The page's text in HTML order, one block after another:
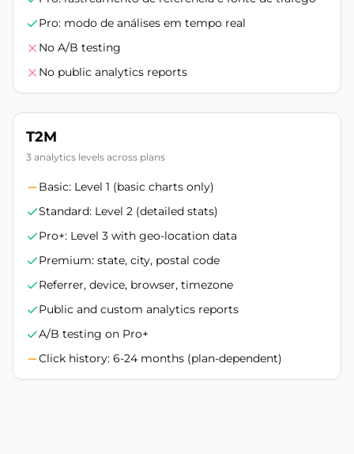
Pro: modo de análises em tempo real
No A/B testing
No public analytics reports
T2M
3 analytics levels across plans
Basic: Level 1 (basic charts only)
Standard: Level 2 (detailed stats)
Pro+: Level 3 with geo-location data
Premium: state, city, postal code
Referrer, device, browser, timezone
Public and custom analytics reports
A/B testing on Pro+
Click history: 6-24 months (plan-dependent)